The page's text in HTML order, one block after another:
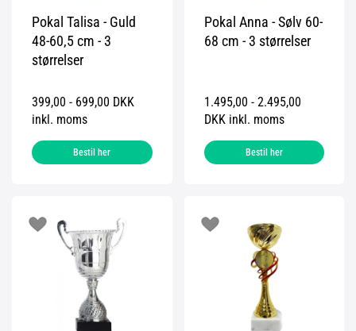
Pokal Talisa - Guld
48-60,5 cm - 3
størrelser
399,00 - 699,00 DKK
inkl. moms
Bestil her
Pokal Anna - Sølv 60-
68 cm - 3 størrelser
1.495,00 - 2.495,00
DKK inkl. moms
Bestil her